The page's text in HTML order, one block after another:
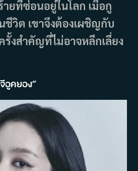
ยที่ซ่อนอยู่ในโลก เมื่อกู
ชีวิต เขาจึงต้องเผชิญกับ
รั้งสำคัญที่ไม่อาจหลีกเลี่ยง
อูคยอง”